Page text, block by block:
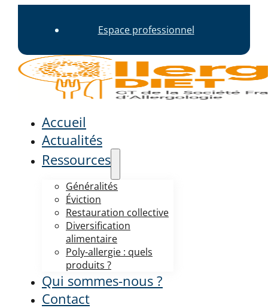
Espace professionnel
Accueil
Actualités
Ressources
Généralités
Éviction
Restauration collective
Diversification
alimentaire
Poly-allergie : quels
produits ?
Qui sommes-nous ?
Contact